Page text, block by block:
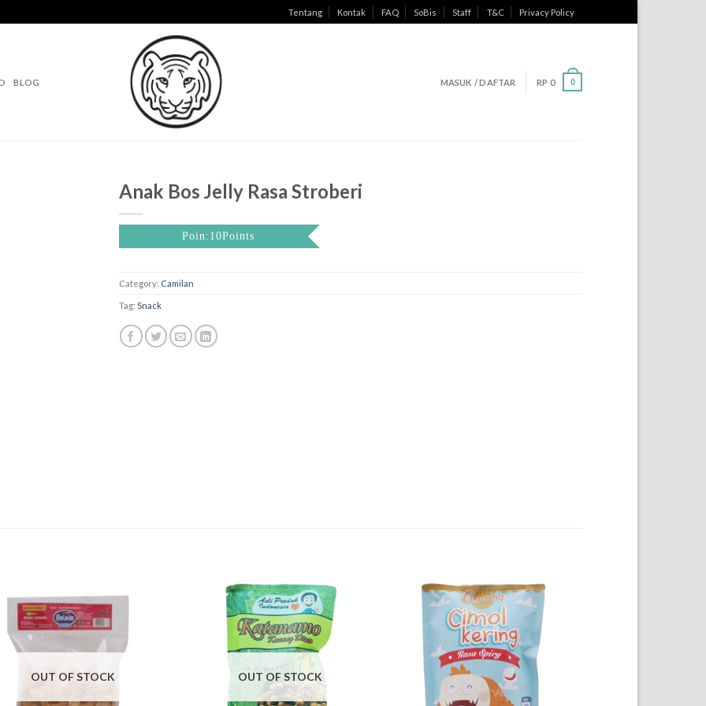
Tentang Kontak FAQ SoBis Staff T&C Privacy Policy
BLOG MASUK / DAFTAR RP 0 0
Anak Bos Jelly Rasa Stroberi
Poin:10Points
Category: Camilan
Tag: Snack
OUT OF STOCK OUT OF STOCK